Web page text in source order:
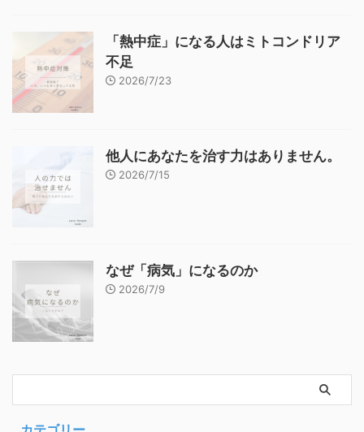
「熱中症」になる人はミトコンドリア
不足
2026/7/23
他人にあなたを治す力はありません。
2026/7/15
なぜ「病気」になるのか
2026/7/9